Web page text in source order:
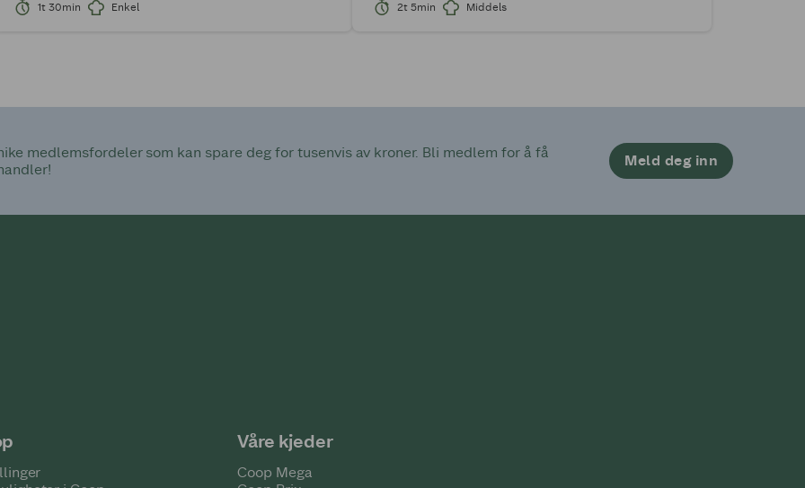
1t 30min Enkel 2t 5min Middels
medlemsfordeler som kan spare deg for tusenvis av kroner. Bli medlem for å få
Meld deg inn
Våre kjeder
Coop Mega